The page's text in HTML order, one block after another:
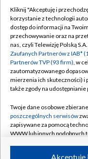
Abonament TVP
Emisja w TVP
Centrum informacji
Naziemna Telewizja
Rada Programowa
System NOS
Informacje o nadawcy
Kliknij "Akceptuję i
korzystanie z technologii
dostęp do informacji na
przechowywanie oraz na
nas, czyli Telewizję Polską
Zaufanych Partnerów z IAB*
Partnerów TVP (93 firm), w
zautomatyzowanego
mierzenia ich skuteczności) i
także zgody na
Twoje dane osobowe
poszczególnych serwisów
zapisywane za pomocą
WWW lub innych podobnych
Akceptuję